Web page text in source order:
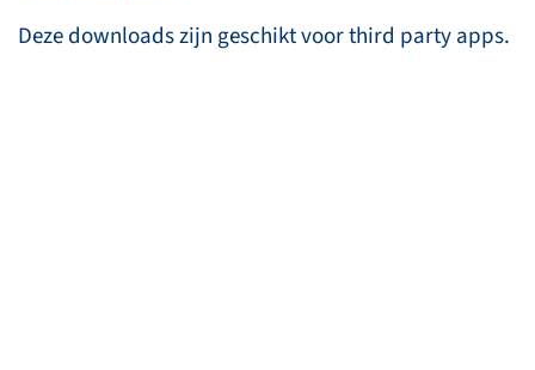
Deze downloads zijn geschikt voor third party apps.